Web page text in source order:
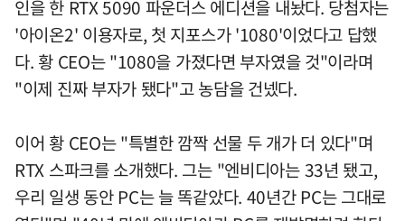
인을 한 RTX 5090 파운더스 에디션을 내놨다. 당첨자는
'아이온2' 이용자로, 첫 지포스가 '1080'이었다고 답했
다. 황 CEO는 "1080을 가졌다면 부자였을 것"이라며
"이제 진짜 부자가 됐다"고 농담을 건넸다.
이어 황 CEO는 "특별한 깜짝 선물 두 개가 더 있다"며
RTX 스파크를 소개했다. 그는 "엔비디아는 33년 됐고,
우리 일생 동안 PC는 늘 똑같았다. 40년간 PC는 그대로